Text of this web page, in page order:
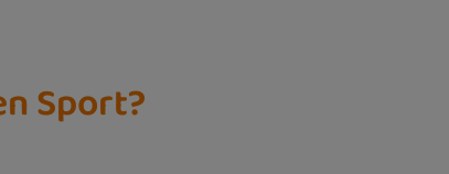
Sport?